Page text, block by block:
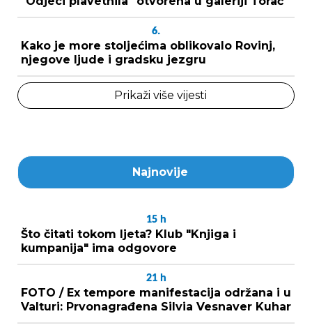
6.
Kako je more stoljećima oblikovalo Rovinj,
njegove ljude i gradsku jezgru
Prikaži više vijesti
Najnovije
15 h
Što čitati tokom ljeta? Klub "Knjiga i
kumpanija" ima odgovore
21 h
FOTO / Ex tempore manifestacija održana i u
Valturi: Prvonagrađena Silvia Vesnaver Kuhar